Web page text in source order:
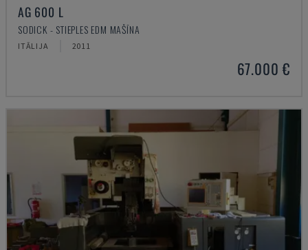
AG 600 L
SODICK - STIEPLES EDM MAŠĪNA
ITĀLIJA 2011
67.000 €